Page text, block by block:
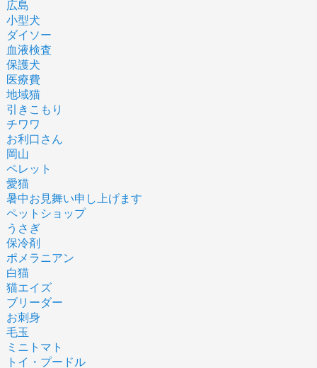
広島
小型犬
ダイソー
血液検査
保護犬
医療費
地域猫
引きこもり
チワワ
お利口さん
岡山
ペレット
愛猫
暑中お見舞い申し上げます
ペットショップ
うさぎ
保冷剤
ポメラニアン
白猫
猫エイズ
ブリーダー
お刺身
毛玉
ミニトマト
トイ・プードル